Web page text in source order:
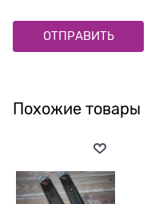
Похожие товары